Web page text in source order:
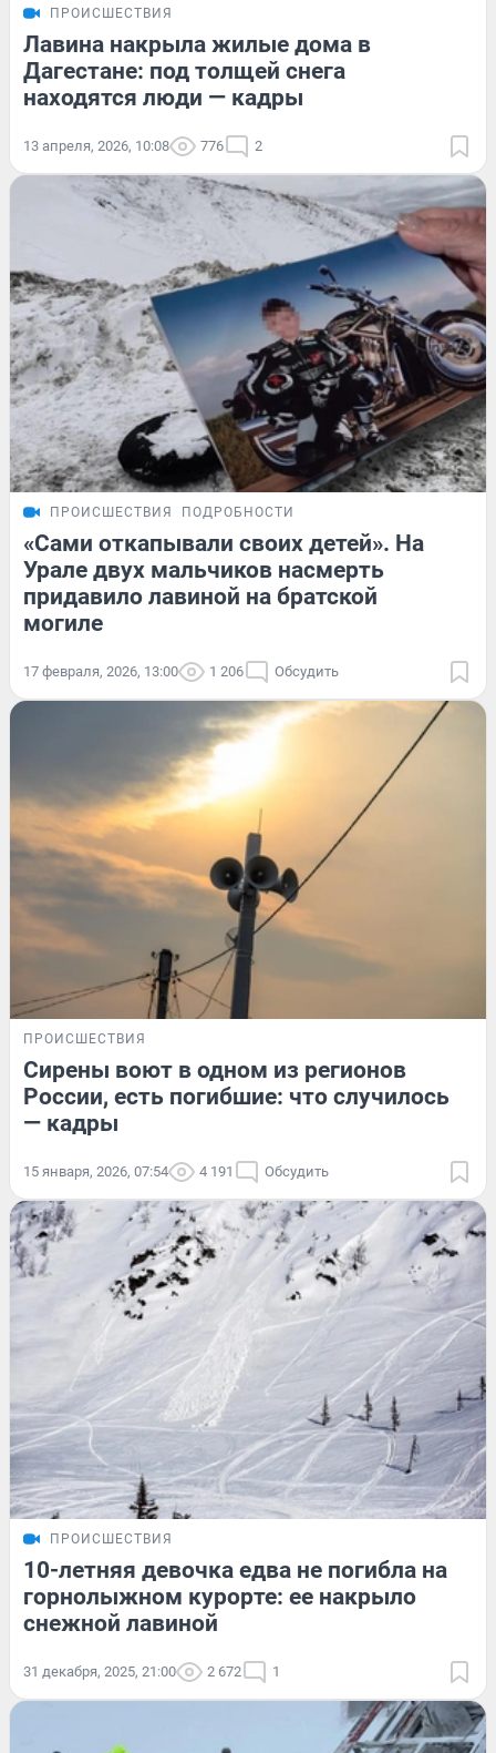
ПРОИСШЕСТВИЯ
Лавина накрыла жилые дома в
Дагестане: под толщей снега
находятся люди — кадры
13 апреля, 2026, 10:08 776 2
ПРОИСШЕСТВИЯ ПОДРОБНОСТИ
«Сами откапывали своих детей». На
Урале двух мальчиков насмерть
придавило лавиной на братской
могиле
17 февраля, 2026, 13:00 1 206 Обсудить
ПРОИСШЕСТВИЯ
Сирены воют в одном из регионов
России, есть погибшие: что случилось
— кадры
15 января, 2026, 07:54 4 191 Обсудить
ПРОИСШЕСТВИЯ
10-летняя девочка едва не погибла на
горнолыжном курорте: ее накрыло
снежной лавиной
31 декабря, 2025, 21:00 2 672 1